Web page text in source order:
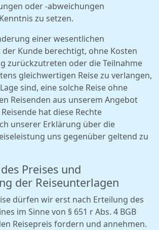
oder -abweichungen
zu setzen.
einer wesentlichen
der Kunde berechtigt, ohne Kosten
zurückzutreten oder die Teilnahme
gleichwertigen Reise zu verlangen,
sind, eine solche Reise ohne
Reisenden aus unserem Angebot
hat diese Rechte
unserer Erklärung über die
uns gegenüber geltend zu
Preises und
der Reiseunterlagen
dürfen wir erst nach Erteilung des
im Sinne von § 651 r Abs. 4 BGB
Reisepreis fordern und annehmen.